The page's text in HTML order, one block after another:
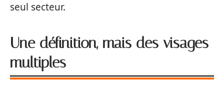
seul secteur.
Une définition, mais des visages
multiples